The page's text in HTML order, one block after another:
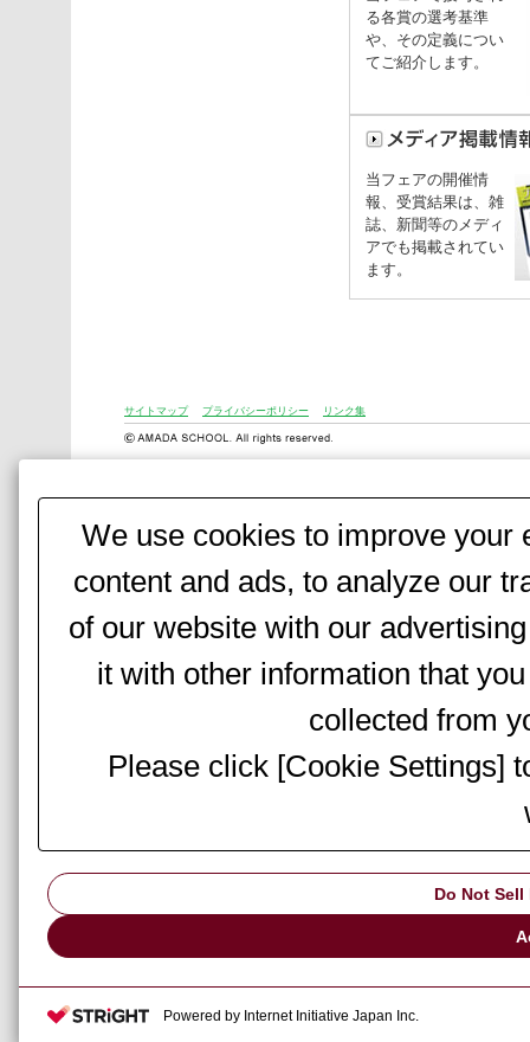
る各賞の選考基準
や、その定義につい
てご紹介します。
当フェアの開催情
報、受賞結果は、雑
誌、新聞等のメディ
アでも掲載されてい
ます。
サイトマップ プライバシーポリシー リンク集
We use cookies to improve your
content and ads, to analyze our
of our website with our
it with other information that
collected from
Please click [Cookie Settings]
Do Not
Powered by Internet Initiative Japan Inc.